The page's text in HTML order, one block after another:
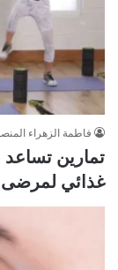
فاطمة الزهراء
تمارين
غذائي لمرضى